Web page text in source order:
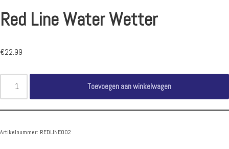
Red Line Water Wetter
€22.99
Toevoegen aan winkelwagen
Artikelnummer: REDLINE002